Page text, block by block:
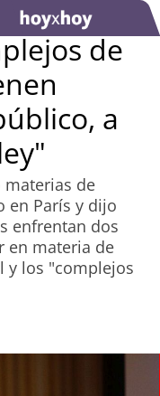
de
a
de
en París y dijo
enfrentan dos
en materia de
y los "complejos